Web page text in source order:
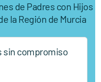
de Padres con Hijos
la Región de Murcia
sin compromiso